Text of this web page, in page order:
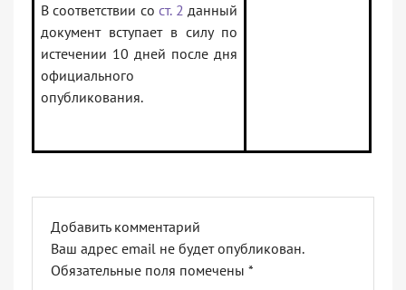
В соответствии сост. 2 данный
документ вступает в силу по
истечении 10 дней после дня
официального
опубликования.
Добавить комментарий
Ваш адрес email не будет опубликован.
Обязательные поля помечены *